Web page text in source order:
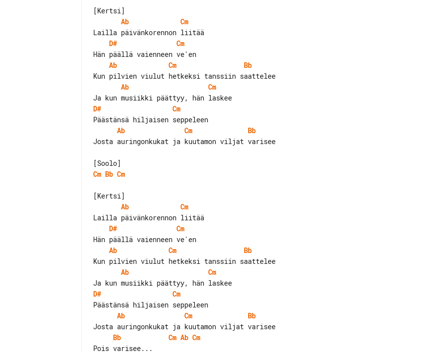
Ab
Cm
D#
Cm
Ab
Cm
Bb
Ab
Cm
D#
Cm
Ab
Cm
Bb
Josta auringonkukat ja kuutamon viljat varisee
Cm Bb Cm
Ab
Cm
D#
Cm
Ab
Cm
Bb
Ab
Cm
D#
Cm
Ab
Cm
Bb
Bb
Cm Ab Cm